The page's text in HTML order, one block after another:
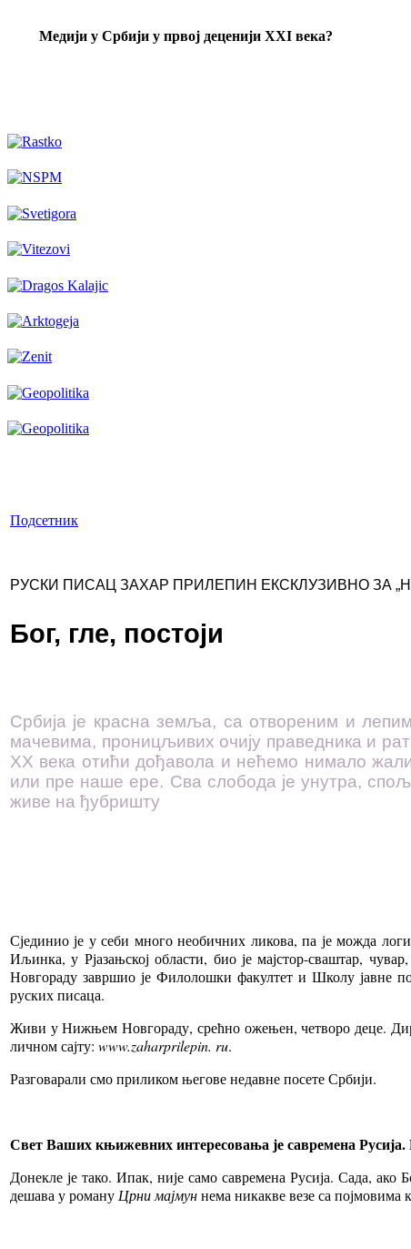
Mедији у Србији у првој деценији XXI века?
Подсетник
РУСКИ ПИСАЦ ЗАХАР ПРИЛЕПИН ЕКСКЛУЗИВНО ЗА
Бог, гле, постоји
Србија је красна земља, са отвореним и
мачевима, проницљивих очију праведника и
XX века отићи дођавола и нећемо нимало
или пре наше ере. Сва слобода је унутра,
живе на ђубришту
Сјединио је у себи много необичних ликова, па је можда
Иљинка, у Рјазањској области, био је мајстор-сваштар,
Новгораду завршио је Филолошки факултет и Школу јавне
руских писаца.
Живи у Нижњем Новгораду, срећно ожењен, четворо деце.
личном сајту: www.zaharprilepin. ru.
Разговарали смо приликом његове недавне посете Србији.
Свет Ваших књижевних интересовања је савремена
Донекле је тако. Ипак, није само савремена Русија. Сада, ако
дешава у романуЦрни мајмуннема никакве везе са појмовима